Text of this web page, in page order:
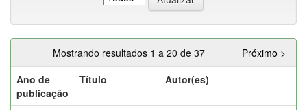
Mostrando resultados 1 a 20 de 37
Próximo >
Ano de
publicação
Título Autor(es)